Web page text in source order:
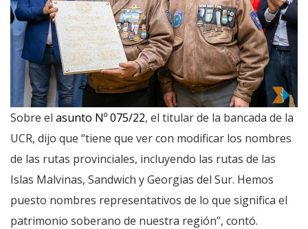
Sobre el asunto Nº 075/22, el titular de la bancada de la
UCR, dijo que “tiene que ver con modificar los nombres
de las rutas provinciales, incluyendo las rutas de las
Islas Malvinas, Sandwich y Georgias del Sur. Hemos
puesto nombres representativos de lo que significa el
patrimonio soberano de nuestra región”, contó.